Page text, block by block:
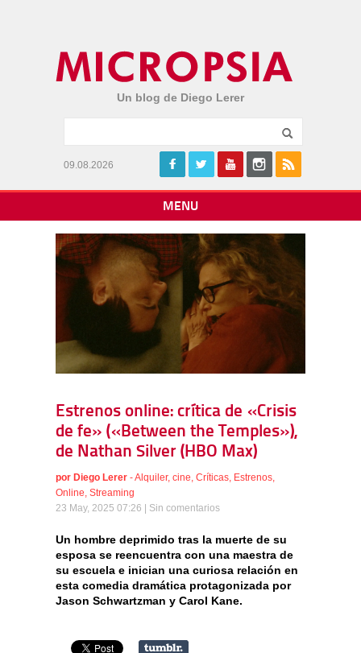
Un blog de Diego Lerer
09.08.2026
MENU
Estrenos online: crítica de «Crisis
de fe» («Between the Temples»),
de Nathan Silver (HBO Max)
por Diego Lerer -Alquiler, cine, Críticas, Estrenos,
Online, Streaming
23 May, 2025 07:26 | Sin comentarios
Un hombre deprimido tras la muerte de su
esposa se reencuentra con una maestra de
su escuela e inician una curiosa relación en
esta comedia dramática protagonizada por
Jason Schwartzman y Carol Kane.